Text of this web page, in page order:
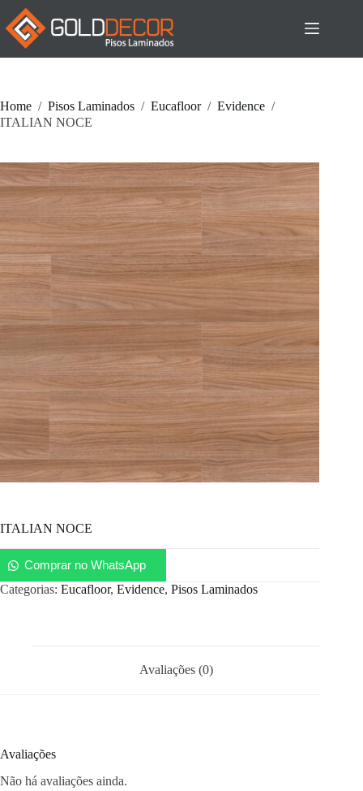
Pular
para
conteúdo
Home / Pisos Laminados / Eucafloor / Evidence /
ITALIAN NOCE
ITALIAN NOCE
Comprar no WhatsApp
Categorias: Eucafloor, Evidence, Pisos Laminados
Avaliações (0)
Avaliações
Não há avaliações ainda.